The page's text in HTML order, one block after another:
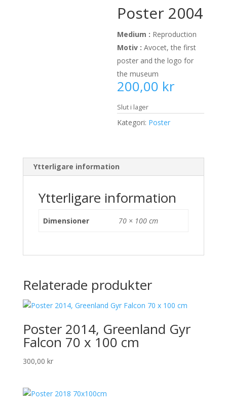
Poster 2004
Medium : Reproduction
Motiv :Avocet, the first
poster and the logo for
the museum
200,00 kr
Slut i lager
Kategori: Poster
Ytterligare information
Ytterligare information
Dimensioner 70 × 100 cm
Relaterade produkter
Poster 2014, Greenland Gyr
Falcon 70 x 100 cm
300,00 kr